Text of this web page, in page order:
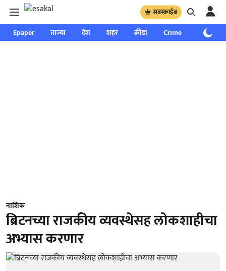
सबस्क्राईब
Epaper ताज्या देश शहर क्रीडा Crime साप्ताहिक
नाशिक
ब्रिटनच्या राजकीय व्यवस्थेसह लोकशाहीचा
अभ्यास करणार